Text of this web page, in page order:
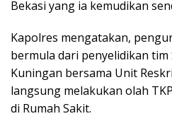
Bekasi yang ia kemudikan
Kapolres mengatakan,
bermula dari penyelidikan tim
Kuningan bersama Unit
langsung melakukan olah
di Rumah Sakit.